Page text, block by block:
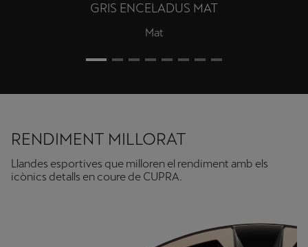
DARK VOID
Metal·litzat especial
RENDIMENT MILLORAT
Llandes esportives que milloren el rendiment amb els
icònics detalls en coure de CUPRA.